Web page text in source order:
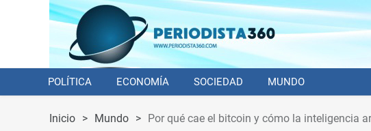
POLÍTICA ECONOMÍA SOCIEDAD MUNDO
Inicio > Mundo > Por qué cae el bitcoin y cómo la inteligencia